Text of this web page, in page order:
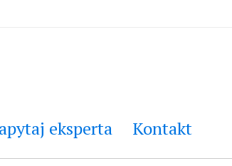
eksperta Kontakt